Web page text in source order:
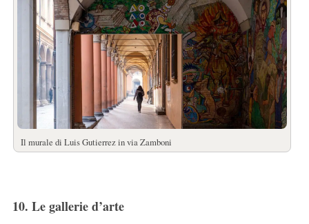
Il murale di Luis Gutierrez in via Zamboni
10. Le gallerie d’arte